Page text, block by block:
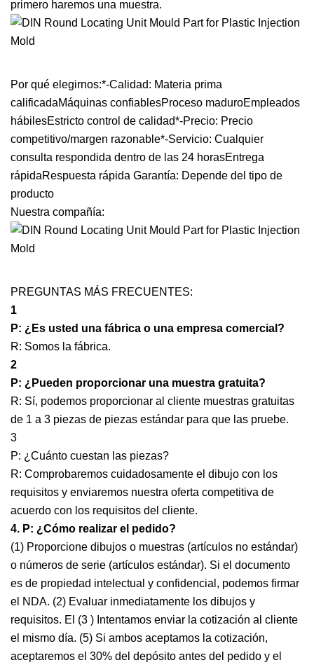
primero haremos una muestra.
Por qué elegirnos:*-Calidad: Materia prima
calificadaMáquinas confiablesProceso maduroEmpleados
hábilesEstricto control de calidad*-Precio: Precio
competitivo/margen razonable*-Servicio: Cualquier
consulta respondida dentro de las 24 horasEntrega
rápidaRespuesta rápida Garantía: Depende del tipo de
producto
Nuestra compañía:
PREGUNTAS MÁS FRECUENTES:
1
P: ¿Es usted una fábrica o una empresa comercial?
R: Somos la fábrica.
2
P: ¿Pueden proporcionar una muestra gratuita?
R: Sí, podemos proporcionar al cliente muestras gratuitas
de 1 a 3 piezas de piezas estándar para que las pruebe.
3
P: ¿Cuánto cuestan las piezas?
R: Comprobaremos cuidadosamente el dibujo con los
requisitos y enviaremos nuestra oferta competitiva de
acuerdo con los requisitos del cliente.
4. P: ¿Cómo realizar el pedido?
(1) Proporcione dibujos o muestras (artículos no estándar)
o números de serie (artículos estándar). Si el documento
es de propiedad intelectual y confidencial, podemos firmar
el NDA. (2) Evaluar inmediatamente los dibujos y
requisitos. El (3 ) Intentamos enviar la cotización al cliente
el mismo día. (5) Si ambos aceptamos la cotización,
aceptaremos el 30% del depósito antes del pedido y el